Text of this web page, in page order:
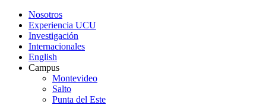
Nosotros
Experiencia UCU
Investigación
Internacionales
English
Campus
Montevideo
Salto
Punta del Este